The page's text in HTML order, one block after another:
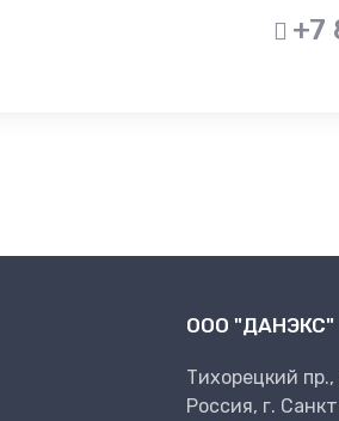
+7
ООО "ДАНЭКС"
Тихорецкий
Россия, г.